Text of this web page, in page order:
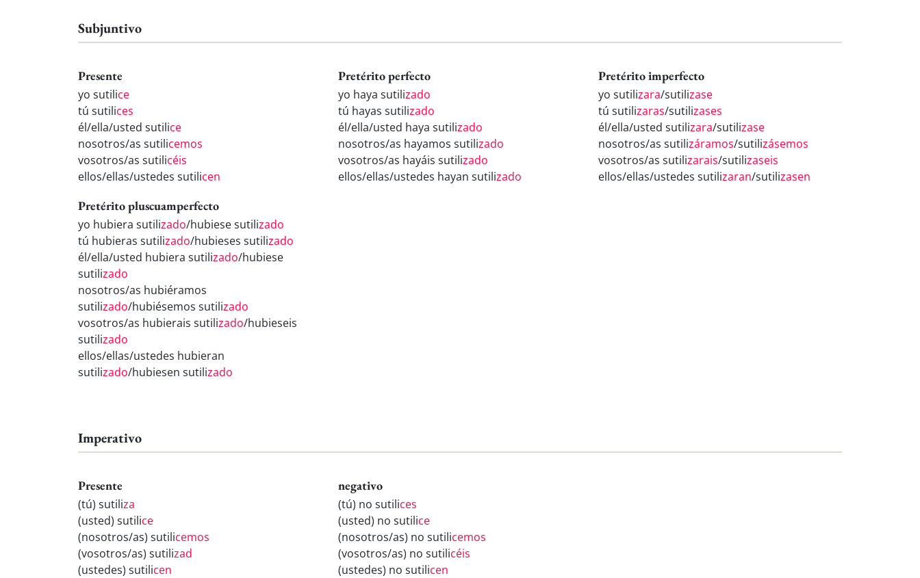
Subjuntivo
Presente
yo sutilice
tú sutilices
él/ella/usted sutilice
nosotros/as sutilicemos
vosotros/as sutilicéis
ellos/ellas/ustedes sutilicen
Pretérito perfecto
yo haya sutilizado
tú hayas sutilizado
él/ella/usted haya sutilizado
nosotros/as hayamos sutilizado
vosotros/as hayáis sutilizado
ellos/ellas/ustedes hayan sutilizado
Pretérito imperfecto
yo sutilizara/sutilizase
tú sutilizaras/sutilizases
él/ella/usted sutilizara/sutilizase
nosotros/as sutilizáramos/sutilizásemos
vosotros/as sutilizarais/sutilizaseis
ellos/ellas/ustedes sutilizaran/sutilizasen
Pretérito pluscuamperfecto
yo hubiera sutilizado/hubiese sutilizado
tú hubieras sutilizado/hubieses sutilizado
él/ella/usted hubiera sutilizado/hubiese
sutilizado
nosotros/as hubiéramos
sutilizado/hubiésemos sutilizado
vosotros/as hubierais sutilizado/hubieseis
sutilizado
ellos/ellas/ustedes hubieran
sutilizado/hubiesen sutilizado
Imperativo
Presente
(tú) sutiliza
(usted) sutilice
(nosotros/as) sutilicemos
(vosotros/as) sutilizad
(ustedes) sutilicen
negativo
(tú) no sutilices
(usted) no sutilice
(nosotros/as) no sutilicemos
(vosotros/as) no sutilicéis
(ustedes) no sutilicen